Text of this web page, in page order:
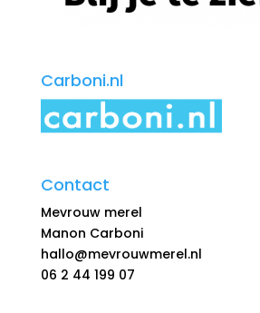
Carboni.nl
Contact
Mevrouw merel
Manon Carboni
hallo@mevrouwmerel.nl
06 2 44 199 07